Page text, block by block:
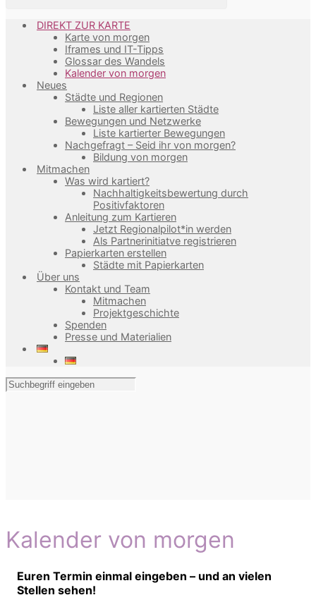
DIREKT ZUR KARTE
Karte von morgen
Iframes und IT-Tipps
Glossar des Wandels
Kalender von morgen
Neues
Städte und Regionen
Liste aller kartierten Städte
Bewegungen und Netzwerke
Liste kartierter Bewegungen
Nachgefragt – Seid ihr von morgen?
Bildung von morgen
Mitmachen
Was wird kartiert?
Nachhaltigkeitsbewertung durch
Positivfaktoren
Anleitung zum Kartieren
Jetzt Regionalpilot*in werden
Als Partnerinitiatve registrieren
Papierkarten erstellen
Städte mit Papierkarten
Über uns
Kontakt und Team
Mitmachen
Projektgeschichte
Spenden
Presse und Materialien
Kalender von morgen
Euren Termin einmal eingeben – und an vielen
Stellen sehen!